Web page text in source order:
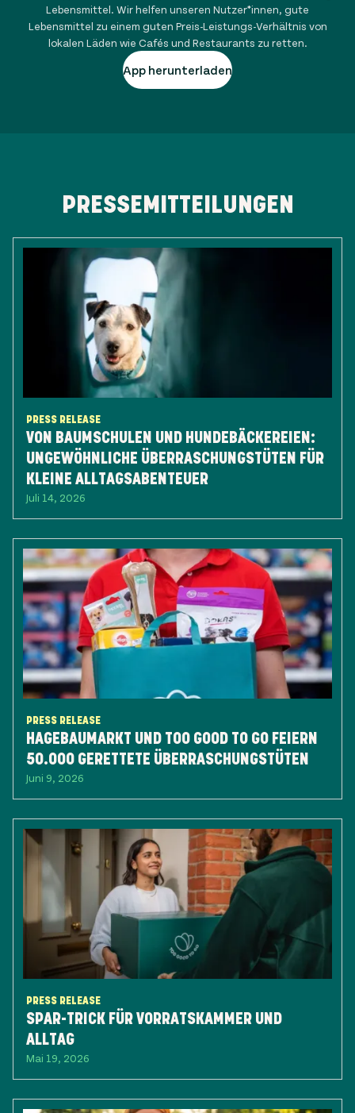
Lebensmittel. Wir helfen unseren Nutzer*innen, gute
Lebensmittel zu einem guten Preis-Leistungs-Verhältnis von
lokalen Läden wie Cafés und Restaurants zu retten.
App herunterladen
PRESSEMITTEILUNGEN
PRESS RELEASE
VON BAUMSCHULEN UND HUNDEBÄCKEREIEN:
UNGEWÖHNLICHE ÜBERRASCHUNGSTÜTEN FÜR
KLEINE ALLTAGSABENTEUER
Juli 14, 2026
PRESS RELEASE
HAGEBAUMARKT UND TOO GOOD TO GO FEIERN
50.000 GERETTETE ÜBERRASCHUNGSTÜTEN
Juni 9, 2026
PRESS RELEASE
SPAR-TRICK FÜR VORRATSKAMMER UND
ALLTAG
Mai 19, 2026